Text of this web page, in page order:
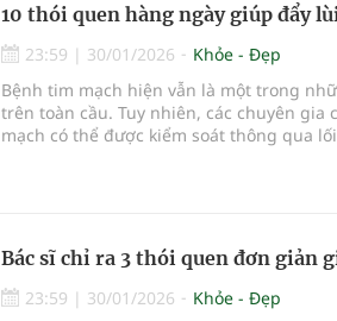
10 thói quen hàng ngày giúp đẩy
23:59 | 30/01/2026
Khỏe - Đẹp
Bệnh tim mạch hiện vẫn là một trong
trên toàn cầu. Tuy nhiên, các chuyên
mạch có thể được kiểm soát thông qua
Bác sĩ chỉ ra 3 thói quen đơn giản
23:59 | 30/01/2026
Khỏe - Đẹp